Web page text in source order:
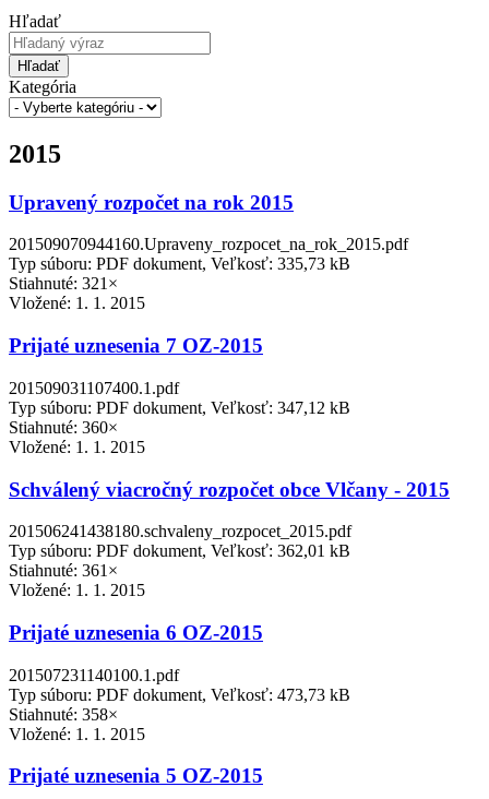
Hľadať
Hľadať
Kategória
2015
Upravený rozpočet na rok 2015
201509070944160.Upraveny_rozpocet_na_rok_2015.pdf
Typ súboru: PDF dokument, Veľkosť: 335,73 kB
Stiahnuté: 321×
Vložené: 1. 1. 2015
Prijaté uznesenia 7 OZ-2015
201509031107400.1.pdf
Typ súboru: PDF dokument, Veľkosť: 347,12 kB
Stiahnuté: 360×
Vložené: 1. 1. 2015
Schválený viacročný rozpočet obce Vlčany - 2015
201506241438180.schvaleny_rozpocet_2015.pdf
Typ súboru: PDF dokument, Veľkosť: 362,01 kB
Stiahnuté: 361×
Vložené: 1. 1. 2015
Prijaté uznesenia 6 OZ-2015
201507231140100.1.pdf
Typ súboru: PDF dokument, Veľkosť: 473,73 kB
Stiahnuté: 358×
Vložené: 1. 1. 2015
Prijaté uznesenia 5 OZ-2015